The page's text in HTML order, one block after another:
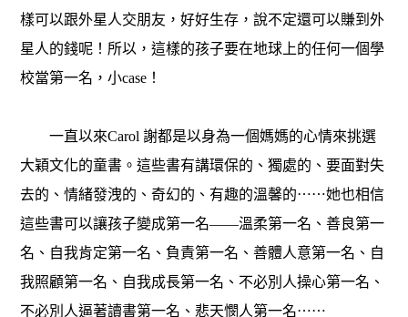
樣可以跟外星人交朋友，好好生存，說不定還可以賺到外
星人的錢呢！所以，這樣的孩子要在地球上的任何一個學
校當第一名，小case！
一直以來Carol 謝都是以身為一個媽媽的心情來挑選
大穎文化的童書。這些書有講環保的、獨處的、要面對失
去的、情緒發洩的、奇幻的、有趣的溫馨的⋯⋯她也相信
這些書可以讓孩子變成第一名——溫柔第一名、善良第一
名、自我肯定第一名、負責第一名、善體人意第一名、自
我照顧第一名、自我成長第一名、不必別人操心第一名、
不必別人逼著讀書第一名、悲天憫人第一名⋯⋯